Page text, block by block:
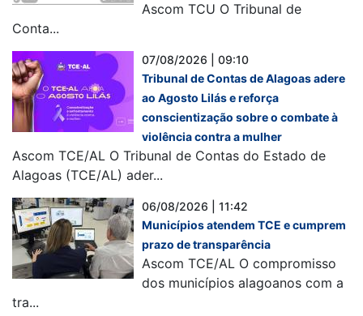
Ascom TCU O Tribunal de
Conta...
07/08/2026 | 09:10
Tribunal de Contas de Alagoas adere
ao Agosto Lilás e reforça
conscientização sobre o combate à
violência contra a mulher
Ascom TCE/AL O Tribunal de Contas do Estado de
Alagoas (TCE/AL) ader...
06/08/2026 | 11:42
Municípios atendem TCE e cumprem
prazo de transparência
Ascom TCE/AL O compromisso
dos municípios alagoanos com a
tra...